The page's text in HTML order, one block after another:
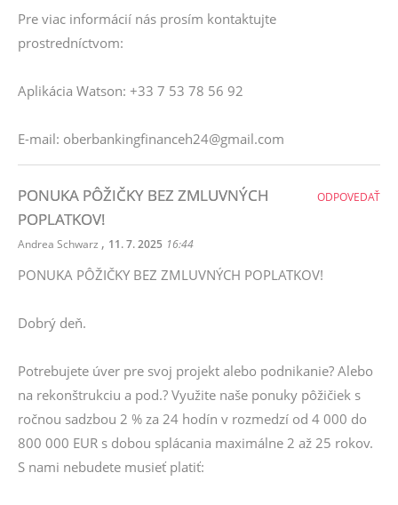
Pre viac informácií nás prosím kontaktujte
prostredníctvom:
Aplikácia Watson: +33 7 53 78 56 92
E-mail: oberbankingfinanceh24@gmail.com
PONUKA PÔŽIČKY BEZ ZMLUVNÝCH
POPLATKOV!
Andrea Schwarz , 11. 7. 2025 16:44
PONUKA PÔŽIČKY BEZ ZMLUVNÝCH POPLATKOV!
Dobrý deň.
Potrebujete úver pre svoj projekt alebo podnikanie? Alebo
na rekonštrukciu a pod.? Využite naše ponuky pôžičiek s
ročnou sadzbou 2 % za 24 hodín v rozmedzí od 4 000 do
800 000 EUR s dobou splácania maximálne 2 až 25 rokov.
S nami nebudete musieť platiť:
ODPOVEDAŤ